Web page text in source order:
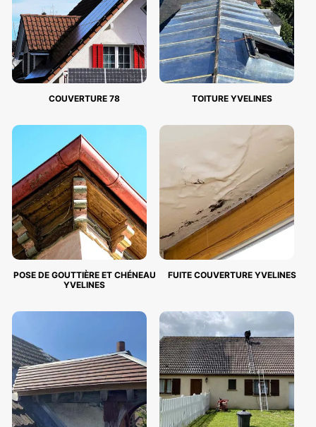
COUVERTURE 78 TOITURE YVELINES
POSE DE GOUTTIÈRE ET CHÉNEAU
YVELINES
FUITE COUVERTURE YVELINES